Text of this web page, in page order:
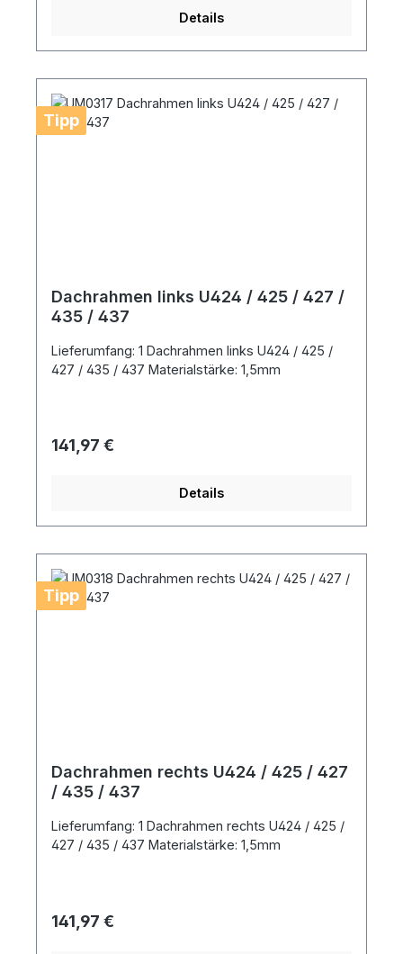
Details
Tipp
Dachrahmen links U424 / 425 / 427 /
435 / 437
Lieferumfang: 1 Dachrahmen links U424 / 425 /
427 / 435 / 437 Materialstärke: 1,5mm
Regulärer Preis:
141,97 €
Details
Tipp
Dachrahmen rechts U424 / 425 / 427
/ 435 / 437
Lieferumfang: 1 Dachrahmen rechts U424 / 425 /
427 / 435 / 437 Materialstärke: 1,5mm
Regulärer Preis:
141,97 €